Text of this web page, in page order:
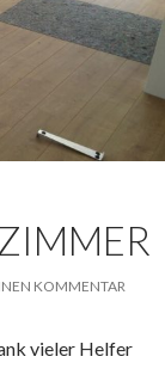
KOMMENTAR
vieler Helfer